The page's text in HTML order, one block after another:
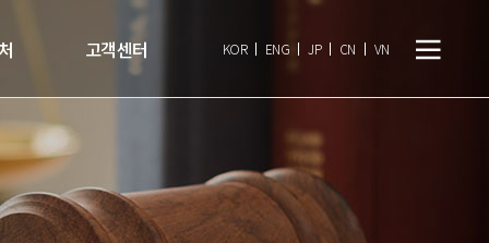
고객센터 KOR ENG JP CN VN